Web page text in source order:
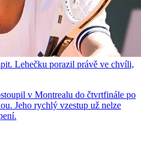
Lehečku porazil právě ve chvíli,
v Montrealu do čtvrtfinále po
Jeho rychlý vzestup už nelze